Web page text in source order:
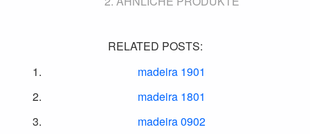
RELATED POSTS:
madeira 1901
madeira 1801
madeira 0902